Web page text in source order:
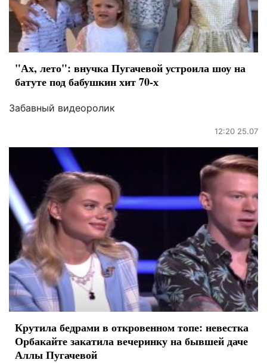
"Ах, лето": внучка Пугачевой устроила шоу на
батуте под бабушкин хит 70-х
Забавный видеоролик
12:20 25.07
Крутила бедрами в откровенном топе: невестка
Орбакайте закатила вечеринку на бывшей даче
Аллы Пугачевой